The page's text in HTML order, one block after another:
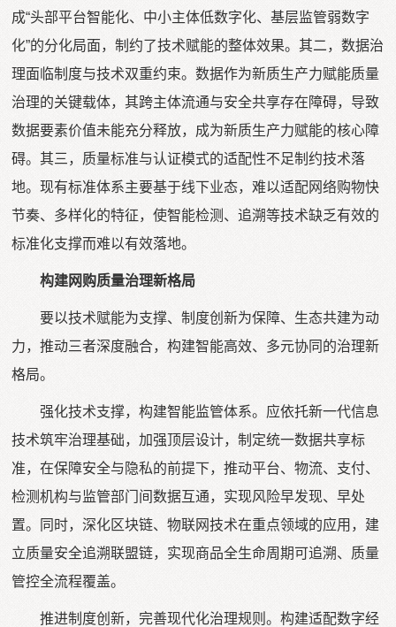
成“头部平台智能化、中小主体低数字化、基层监管弱数字
化”的分化局面，制约了技术赋能的整体效果。其二，数据治
理面临制度与技术双重约束。数据作为新质生产力赋能质量
治理的关键载体，其跨主体流通与安全共享存在障碍，导致
数据要素价值未能充分释放，成为新质生产力赋能的核心障
碍。其三，质量标准与认证模式的适配性不足制约技术落
地。现有标准体系主要基于线下业态，难以适配网络购物快
节奏、多样化的特征，使智能检测、追溯等技术缺乏有效的
标准化支撑而难以有效落地。
构建网购质量治理新格局
要以技术赋能为支撑、制度创新为保障、生态共建为动
力，推动三者深度融合，构建智能高效、多元协同的治理新
格局。
强化技术支撑，构建智能监管体系。应依托新一代信息
技术筑牢治理基础，加强顶层设计，制定统一数据共享标
准，在保障安全与隐私的前提下，推动平台、物流、支付、
检测机构与监管部门间数据互通，实现风险早发现、早处
置。同时，深化区块链、物联网技术在重点领域的应用，建
立质量安全追溯联盟链，实现商品全生命周期可追溯、质量
管控全流程覆盖。
推进制度创新，完善现代化治理规则。构建适配数字经